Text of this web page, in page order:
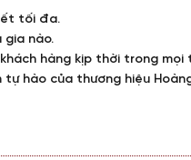
tối đa.
gia nào.
hàng kịp thời trong mọi
hào của thương hiệu